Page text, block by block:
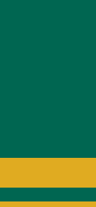
13 Uhr, So +
je nach